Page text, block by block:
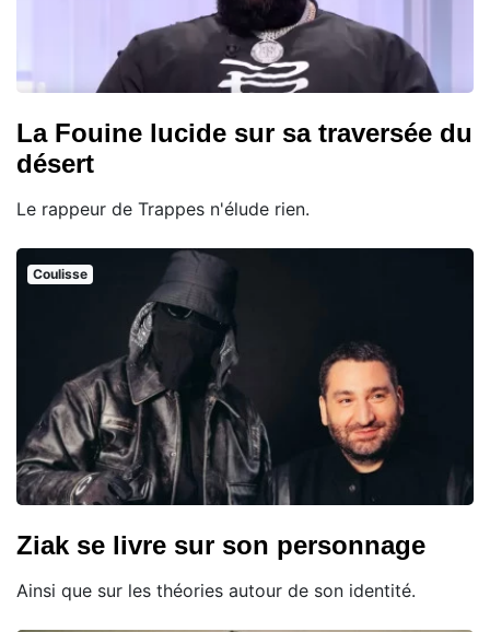
La Fouine lucide sur sa traversée du
désert
Le rappeur de Trappes n'élude rien.
Coulisse
Ziak se livre sur son personnage
Ainsi que sur les théories autour de son identité.